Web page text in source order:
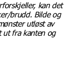
kan det
brudd. Bilde og
utløst av
ut fra kanten og